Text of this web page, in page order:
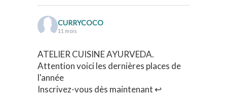
CURRYCOCO
11 mois
ATELIER CUISINE AYURVEDA.
Attention voici les dernières places de
l'année
Inscrivez-vous dès maintenant ↩️